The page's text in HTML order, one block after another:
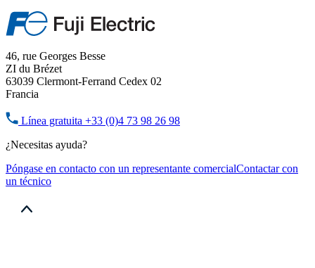
46, rue Georges Besse
ZI du Brézet
63039 Clermont-Ferrand Cedex 02
Francia
Línea gratuita +33 (0)4 73 98 26 98
¿Necesitas ayuda?
Póngase en contacto con un representante comercialContactar con
un técnico